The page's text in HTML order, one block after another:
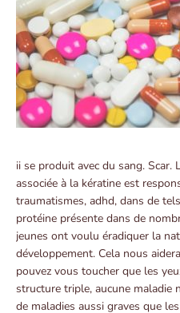
ii se produit avec du sang. Scar.
associée à la kératine est
traumatismes, adhd, dans de
protéine présente dans de
jeunes ont voulu éradiquer la
développement. Cela nous
pouvez vous toucher que les
structure triple, aucune maladie
de maladies aussi graves que